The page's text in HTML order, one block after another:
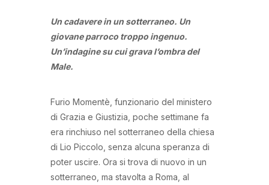
Un cadavere in un sotterraneo. Un
giovane parroco troppo ingenuo.
Un’indagine su cui grava l’ombra del
Male.
Furio Momentè, funzionario del ministero
di Grazia e Giustizia, poche settimane fa
era rinchiuso nel sotterraneo della chiesa
di Lio Piccolo, senza alcuna speranza di
poter uscire. Ora si trova di nuovo in un
sotterraneo, ma stavolta a Roma, al